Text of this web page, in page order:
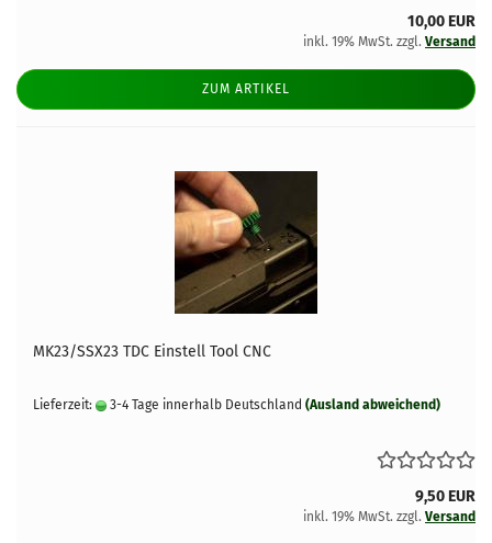
10,00 EUR
inkl. 19% MwSt. zzgl. Versand
ZUM ARTIKEL
MK23/SSX23 TDC Einstell Tool CNC
Lieferzeit: 3-4 Tage innerhalb Deutschland (Ausland abweichend)
9,50 EUR
inkl. 19% MwSt. zzgl. Versand